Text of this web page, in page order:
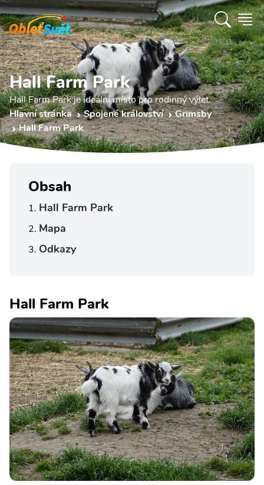
Hall Farm Park
Hall Farm Park je ideální místo pro rodinný výlet.
Hlavní stránka
Spojené království
Grimsby
Hall Farm Park
Obsah
Hall Farm Park
Mapa
Odkazy
Hall Farm Park